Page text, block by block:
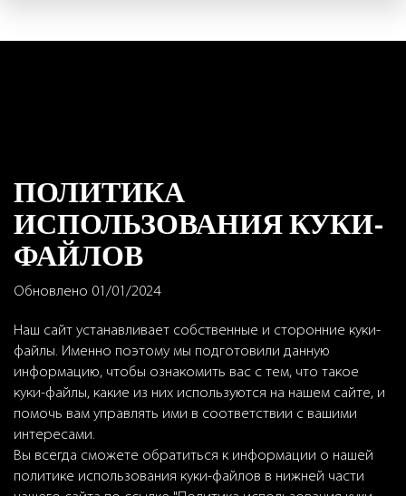
к
ПОЛИТИКА
ИСПОЛЬЗОВАНИЯ КУКИ-
ФАЙЛОВ
Обновлено 01/01/2024
Наш сайт устанавливает собственные и сторонние куки-
файлы. Именно поэтому мы подготовили данную
информацию, чтобы ознакомить вас с тем, что такое
куки-файлы, какие из них используются на нашем сайте, и
помочь вам управлять ими в соответствии с вашими
интересами.
Вы всегда сможете обратиться к информации о нашей
политике использования куки-файлов в нижней части